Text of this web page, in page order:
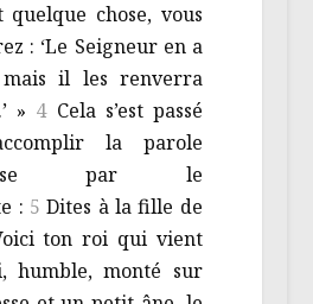
quelque chose, vous
: ‘Le Seigneur en a
mais il les renverra
» 4Cela s’est passé
la parole
par le
: 5Dites à la fille de
ton roi qui vient
humble, monté sur